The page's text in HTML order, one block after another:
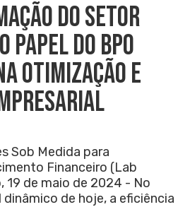
DO SETOR
PAPEL DO BPO
OTIMIZAÇÃO E
Sob Medida para
Financeiro (Lab
19 de maio de 2024 - No
de hoje, a eficiência